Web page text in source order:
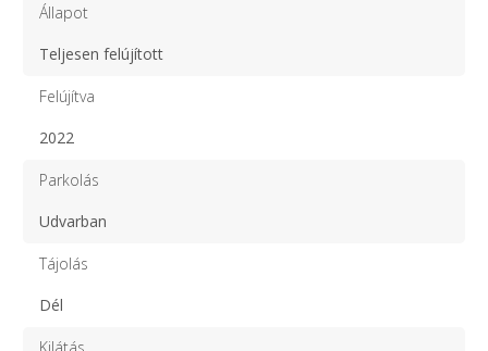
Állapot
Teljesen felújított
Felújítva
2022
Parkolás
Udvarban
Tájolás
Dél
Kilátás